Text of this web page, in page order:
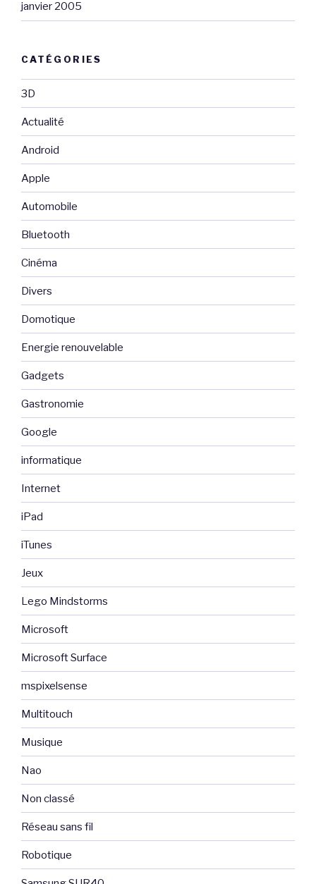
janvier 2005
CATÉGORIES
3D
Actualité
Android
Apple
Automobile
Bluetooth
Cinéma
Divers
Domotique
Energie renouvelable
Gadgets
Gastronomie
Google
informatique
Internet
iPad
iTunes
Jeux
Lego Mindstorms
Microsoft
Microsoft Surface
mspixelsense
Multitouch
Musique
Nao
Non classé
Réseau sans fil
Robotique